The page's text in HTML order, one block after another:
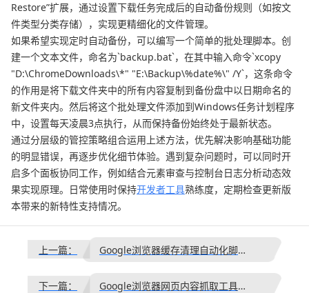
Restore”扩展，通过设置下载任务完成后的自动备份规则（如按文
件类型分类存储），实现更精细化的文件管理。
如果希望实现定时自动备份，可以编写一个简单的批处理脚本。创
建一个文本文件，命名为`backup.bat`，在其中输入命令`xcopy
"D:\ChromeDownloads\*" "E:\Backup\%date%\" /Y`，这条命令
的作用是将下载文件夹中的所有内容复制到备份盘中以日期命名的
新文件夹内。然后将这个批处理文件添加到Windows任务计划程序
中，设置每天凌晨3点执行，从而保持备份始终处于最新状态。
通过分层级的管控策略组合运用上述方法，优先解决影响基础功能
的明显错误，再逐步优化细节体验。遇到复杂问题时，可以同时开
启多个面板协同工作，例如结合元素审查与控制台日志分析动态效
果实现原理。日常使用时保持开发者工具熟练度，定期检查更新版
本带来的新特性支持情况。
上一篇： Google浏览器缓存清理自动化脚本制作及执行方法详解
下一篇： Google浏览器网页内容抓取工具使用攻略